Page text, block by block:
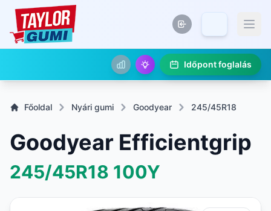
Időpont foglalás
Főoldal Nyári gumi Goodyear 245/45R18
Goodyear Efficientgrip
245/45R18 100Y